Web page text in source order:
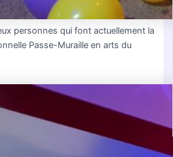
personnes qui font actuellement la
Passe-Muraille en arts du